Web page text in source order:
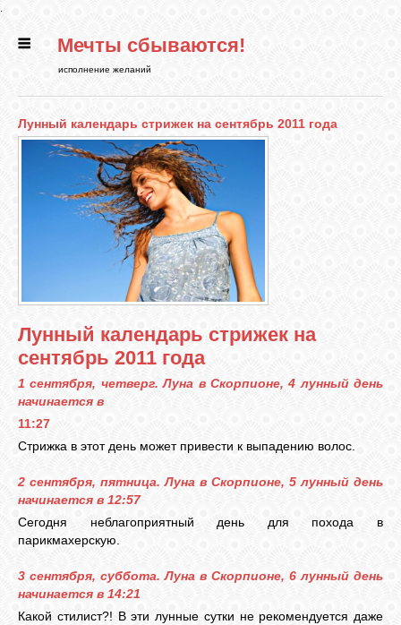
.
ГЛАВНАЯ
РИТУАЛЫ
КАРТИНКИ
ГАДАНИЯ
ЛУНА
КАРТА
ФОРУМ
Мечты сбываются!
исполнение желаний
Лунный календарь стрижек на сентябрь 2011 года
Лунный календарь стрижек на
сентябрь 2011 года
1 сентября, четверг. Луна в Скорпионе, 4 лунный день
начинается в
11:27
Стрижка в этот день может привести к выпадению волос.
2 сентября, пятница. Луна в Скорпионе, 5 лунный день
начинается в 12:57
Сегодня неблагоприятный день для похода в
парикмахерскую.
3 сентября, суббота. Луна в Скорпионе, 6 лунный день
начинается в 14:21
Какой стилист?! В эти лунные сутки не рекомендуется даже